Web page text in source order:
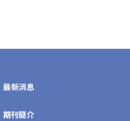
最新消息
期刊簡介